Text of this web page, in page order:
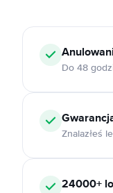
Do 48
Znalazłeś
24000+